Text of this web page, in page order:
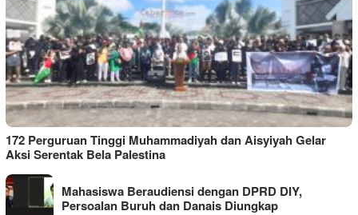
172 Perguruan Tinggi Muhammadiyah dan Aisyiyah Gelar
Aksi Serentak Bela Palestina
Mahasiswa Beraudiensi dengan DPRD DIY,
Persoalan Buruh dan Danais Diungkap